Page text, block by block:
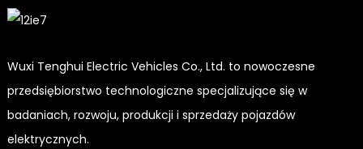
Wuxi Tenghui Electric Vehicles Co., Ltd. to nowoczesne
przedsiębiorstwo technologiczne specjalizujące się w
badaniach, rozwoju, produkcji i sprzedaży pojazdów
elektrycznych.